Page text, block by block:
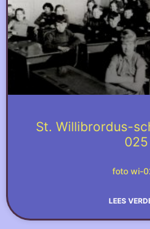
St. Willibrordus-
025
foto wi-
LEES